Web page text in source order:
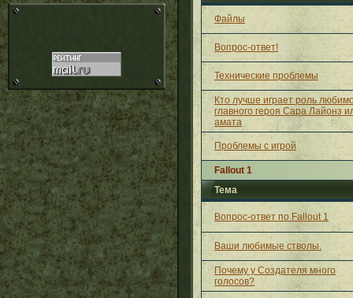
Файлы
Вопрос-ответ!
Технические проблемы
Кто лучше играет роль
главного героя Сара Лайонз
амата
Проблемы с игрой
Fallout 1
Тема
Вопрос-ответ по Fallout 1
Ваши любимые стволы.
Почему у Создателя много
голосов?